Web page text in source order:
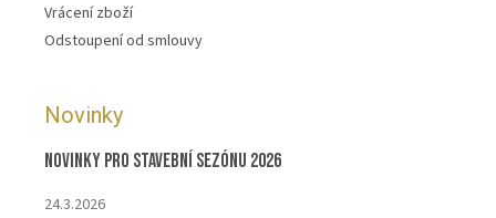
Vrácení zboží
Odstoupení od smlouvy
Novinky
Novinky pro stavební sezónu 2026
24.3.2026